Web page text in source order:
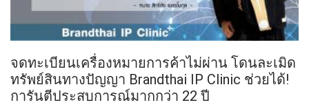
จดทะเบียนเครื่องหมายการค้าไม่ผ่าน โดนละเมิด
ทรัพย์สินทางปัญญา Brandthai IP Clinic ช่วยได้!
การันตีประสบการณ์มากกว่า 22 ปี